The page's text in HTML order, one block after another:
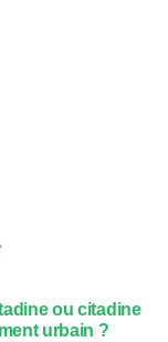
ou citadine
urbain ?